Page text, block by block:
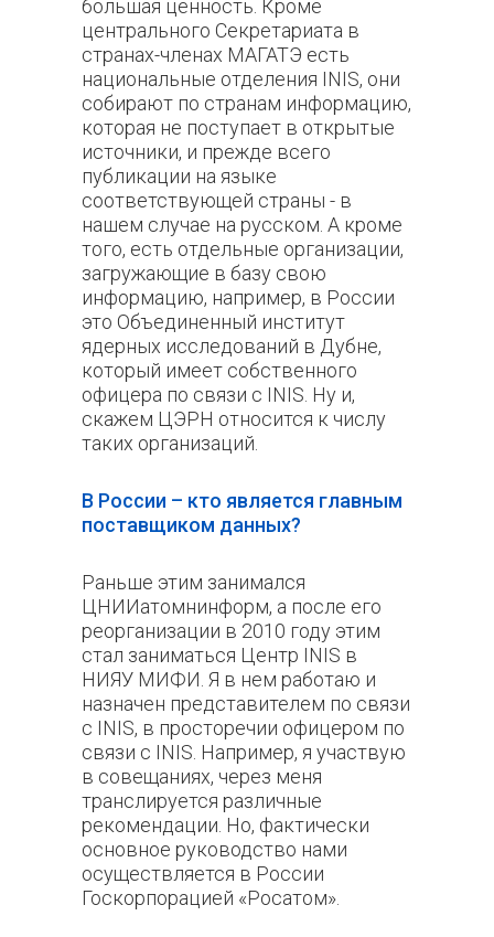
большая ценность. Кроме
центрального Секретариата в
странах-членах МАГАТЭ есть
национальные отделения INIS, они
собирают по странам информацию,
которая не поступает в открытые
источники, и прежде всего
публикации на языке
соответствующей страны - в
нашем случае на русском. А кроме
того, есть отдельные организации,
загружающие в базу свою
информацию, например, в России
это Объединенный институт
ядерных исследований в Дубне,
который имеет собственного
офицера по связи с INIS. Ну и,
скажем ЦЭРН относится к числу
таких организаций.
В России – кто является главным
поставщиком данных?
Раньше этим занимался
ЦНИИатомнинформ, а после его
реорганизации в 2010 году этим
стал заниматься Центр INIS в
НИЯУ МИФИ. Я в нем работаю и
назначен представителем по связи
с INIS, в просторечии офицером по
связи с INIS. Например, я участвую
в совещаниях, через меня
транслируется различные
рекомендации. Но, фактически
основное руководство нами
осуществляется в России
Госкорпорацией «Росатом».